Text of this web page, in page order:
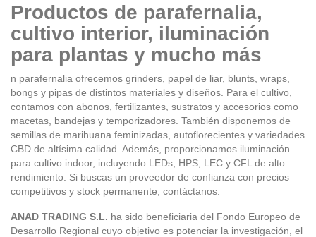
Productos de parafernalia,
cultivo interior, iluminación
para plantas y mucho más
n parafernalia ofrecemos grinders, papel de liar, blunts, wraps,
bongs y pipas de distintos materiales y diseños. Para el cultivo,
contamos con abonos, fertilizantes, sustratos y accesorios como
macetas, bandejas y temporizadores. También disponemos de
semillas de marihuana feminizadas, autoflorecientes y variedades
CBD de altísima calidad. Además, proporcionamos iluminación
para cultivo indoor, incluyendo LEDs, HPS, LEC y CFL de alto
rendimiento. Si buscas un proveedor de confianza con precios
competitivos y stock permanente, contáctanos.
ANAD TRADING S.L. ha sido beneficiaria del Fondo Europeo de
Desarrollo Regional cuyo objetivo es potenciar la investigación, el